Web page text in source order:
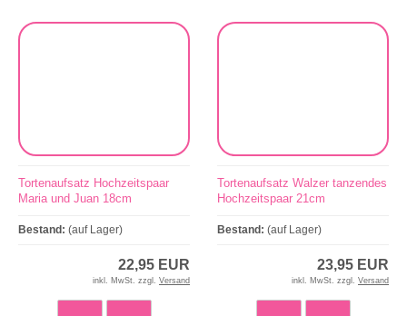
Tortenaufsatz Hochzeitspaar
Maria und Juan 18cm
Bestand: (auf Lager)
22,95 EUR
inkl. MwSt. zzgl. Versand
Tortenaufsatz Walzer tanzendes
Hochzeitspaar 21cm
Bestand: (auf Lager)
23,95 EUR
inkl. MwSt. zzgl. Versand